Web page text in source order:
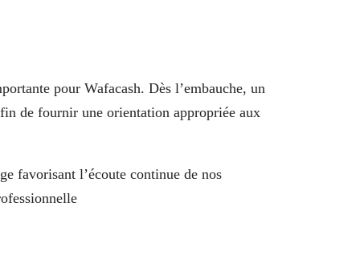
pour Wafacash. Dès l’embauche, un
de fournir une orientation appropriée aux
favorisant l’écoute continue de nos